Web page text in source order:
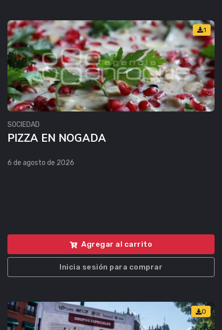
1
SOCIEDAD
PIZZA EN NOGADA
6 de agosto de 2026
Agregar al carrito
Inicia sesión para comprar
0